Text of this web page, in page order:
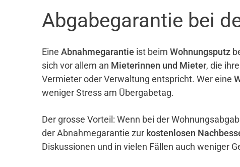
Abgabegarantie bei
Eine Abnahmegarantie ist beim Wohnungsputz
sich vor allem an Mieterinnen und Mieter, die
Vermieter oder Verwaltung entspricht. Wer eine
weniger Stress am Übergabetag.
Der grosse Vorteil: Wenn bei der
der Abnahmegarantie zur kostenlosen
Diskussionen und in vielen Fällen auch weniger